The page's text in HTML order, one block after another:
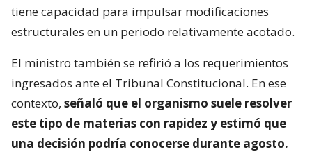
tiene capacidad para impulsar modificaciones
estructurales en un periodo relativamente acotado.
El ministro también se refirió a los requerimientos
ingresados ante el Tribunal Constitucional. En ese
contexto, señaló que el organismo suele resolver
este tipo de materias con rapidez y estimó que
una decisión podría conocerse durante agosto.